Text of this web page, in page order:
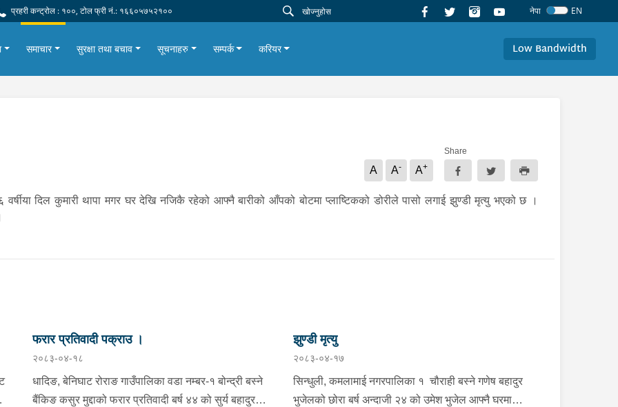
प्रहरी कन्ट्रोल : १००, टोल फ्री नं.: १६६०५७५२१०० नेपा EN
समाचार सुरक्षा तथा बचाव सूचनाहरु सम्पर्क करियर Low Bandwidth
A A- A+
Share
दिल कुमारी थापा मगर घर देखि नजिकै रहेको आफ्नै बारीको आँपको बोटमा प्लाष्टिकको डोरीले पासो लगाई झुण्डी मृत्यु भएको छ ।
फरार प्रतिवादी पक्राउ ।
२०८३-०४-१८
धादिङ, बेनिघाट रोराङ गाउँपालिका वडा नम्बर-१ बोन्द्री बस्ने
बैंकिङ कसुर मुद्दाको फरार प्रतिवादी बर्ष ४४ को सुर्य बहादुर
झुण्डी मृत्यु
२०८३-०४-१७
सिन्धुली, कमलामाई नगरपालिका १ चौराही बस्ने गणेष बहादुर
भुजेलको छोरा बर्ष अन्दाजी २४ को उमेश भुजेल आफ्नै घरमा